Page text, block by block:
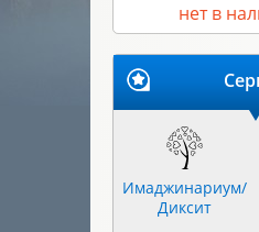
нет в
Имаджинариум/
Диксит